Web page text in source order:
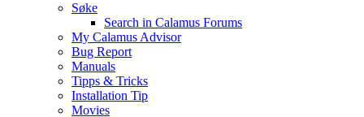
Søke
Search in Calamus Forums
My Calamus Advisor
Bug Report
Manuals
Tipps & Tricks
Installation Tip
Movies